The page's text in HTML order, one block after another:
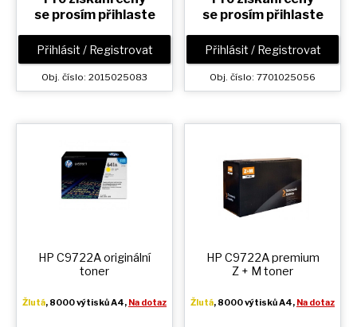
se prosím přihlaste
Přihlásit / Registrovat
Obj. číslo: 2015025083
se prosím přihlaste
Přihlásit / Registrovat
Obj. číslo: 7701025056
HP C9722A originální
toner
Žlutá, 8000 výtisků A4, Na dotaz
HP C9722A premium
Z + M toner
Žlutá, 8000 výtisků A4, Na dotaz